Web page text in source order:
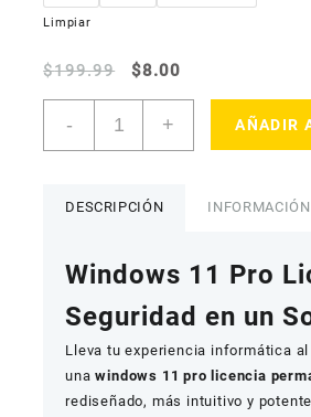
Limpiar
$199.99
El
original
$8.00
-
Pro
Permanente
+ AÑADIR
DESCRIPCIÓN
Windows 11 Pro
Seguridad en un
Lleva tu experiencia informática
unawindows 11 pro licencia
rediseñado, más intuitivo y